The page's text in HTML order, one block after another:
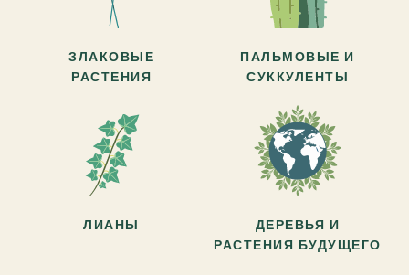
ЗЛАКОВЫЕ
РАСТЕНИЯ
ПАЛЬМОВЫЕ И
СУККУЛЕНТЫ
ЛИАНЫ
ДЕРЕВЬЯ И
РАСТЕНИЯ БУДУЩЕГО